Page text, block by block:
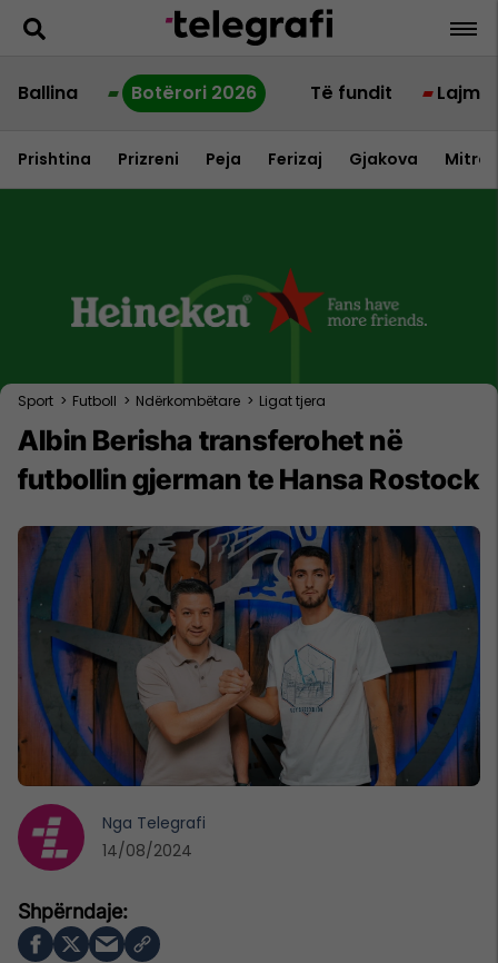
Ballina Botërori 2026 Të fundit Lajme
Prishtina Prizreni Peja Ferizaj Gjakova
Sport > Futboll > Ndërkombëtare > Ligat tjera
Albin Berisha transferohet në
futbollin gjerman te Hansa Rostock
Nga Telegrafi
14/08/2024